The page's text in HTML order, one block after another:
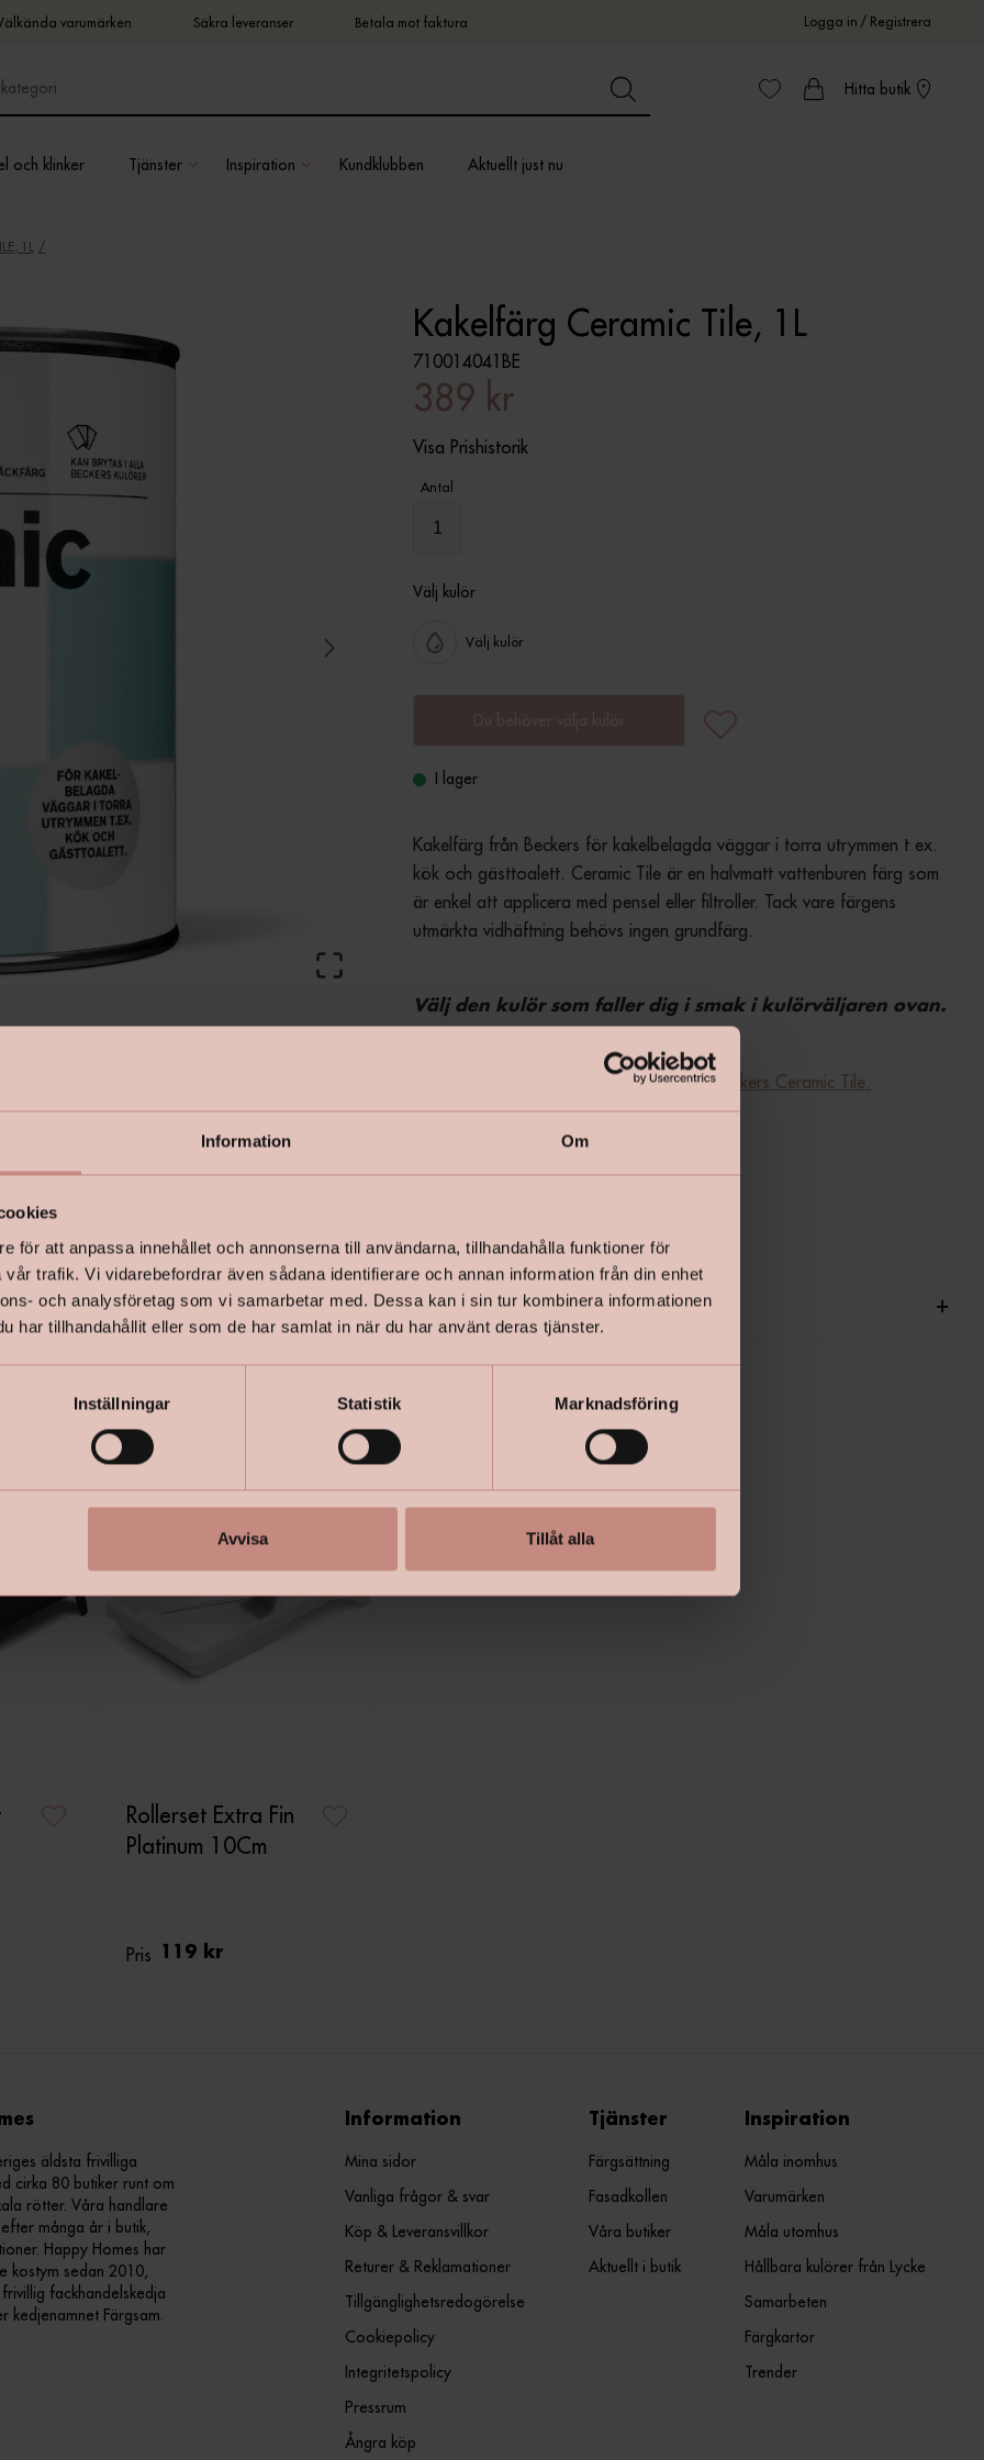
Information Om
för att anpassa innehållet och annonserna till användarna, tillhandahålla funktioner för
trafik. Vi vidarebefordrar även sådana identifierare och annan information från din enhet
och analysföretag som vi samarbetar med. Dessa kan i sin tur kombinera informationen
har tillhandahållit eller som de har samlat in när du har använt deras tjänster.
Inställningar Statistik Marknadsföring
Avvisa Tillåt alla
varumärken Säkra leveranser Betala mot faktura Logga in / Registrera
Hitta butik
och klinker Tjänster Inspiration Kundklubben Aktuellt just nu
1L
Kakelfärg Ceramic Tile, 1L
710014041BE
389 kr
Visa Prishistorik
Antal
Välj kulör
Välj kulör
I lager
Kakelfärg från Beckers för kakelbelagda väggar i torra utrymmen t.ex.
kök och gästtoalett. Ceramic Tile är en halvmatt vattenburen färg som
är enkel att applicera med pensel eller filtroller. Tack vare färgens
utmärkta vidhäftning behövs ingen grundfärg.
Välj den kulör som faller dig i smak i kulörväljaren ovan.
Här hittar du en guide hur du applicerar Beckers Ceramic Tile.
+ Specifikationer +
Rollerset Extra Fin
Platinum 10Cm
Pris 119 kr
äldsta frivilliga
cirka 80 butiker runt om
rötter. Våra handlare
många år i butik,
Happy Homes har
kostym sedan 2010,
fackhandelskedja
kedjenamnet Färgsam.
Information
Mina sidor
Vanliga frågor & svar
Köp & Leveransvillkor
Returer & Reklamationer
Tillgänglighetsredogörelse
Cookiepolicy
Integritetspolicy
Pressrum
Ångra köp
Tjänster
Färgsättning
Fasadkollen
Våra butiker
Aktuellt i butik
Inspiration
Måla inomhus
Varumärken
Måla utomhus
Hållbara kulörer från Lycke
Samarbeten
Färgkartor
Trender